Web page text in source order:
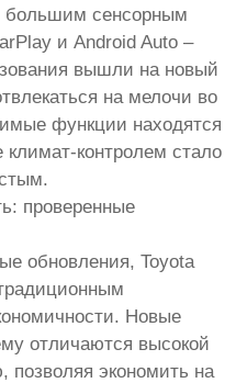
большим сенсорным
и Android Auto –
вышли на новый
на мелочи во
функции находятся
контролем стало
проверенные
обновления, Toyota
Новые
отличаются высокой
позволяя экономить на